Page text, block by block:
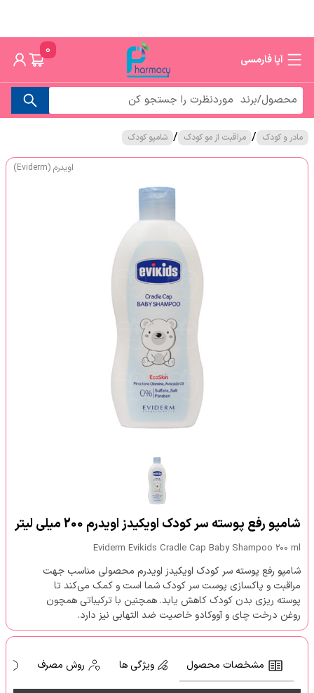
آپا فارمسی
0
مادر و کودک / مراقبت از مو کودک / شامپو کودک
اویدرم (Eviderm)
شامپو رفع پوسته سر کودک اویکیدز اویدرم 200 میلی لیتر
Eviderm Evikids Cradle Cap Baby Shampoo 200 ml
شامپو رفع پوسته سر کودک اویکیدز اویدرم محصولی مناسب جهت
مراقبت و پاکسازی پوست سر کودک شما است و کمک می‌کند تا
پوسته ریزی بدن کودک کاهش یابد. همچنین با ترکیباتی همچون
روغن درخت چای و آووکادو خاصیت ضد التهابی نیز دارد.
مشخصات محصول ویژگی ها روش مصرف